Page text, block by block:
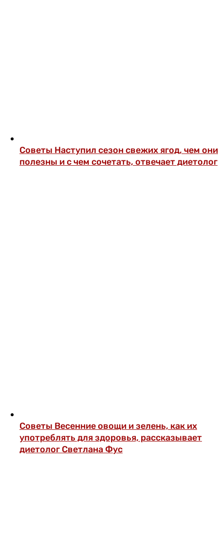
Советы Наступил сезон свежих ягод, чем они
полезны и с чем сочетать, отвечает диетолог
Советы Весенние овощи и зелень, как их
употреблять для здоровья, рассказывает
диетолог Светлана Фус